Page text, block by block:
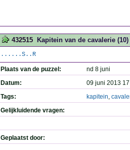
432515 Kapitein van de cavalerie (10)
......S..R
Plaats van de puzzel:
nd 8 juni
Datum:
09 juni 2013
Tags:
kapitein,
Gelijkluidende vragen:
Geplaatst door: